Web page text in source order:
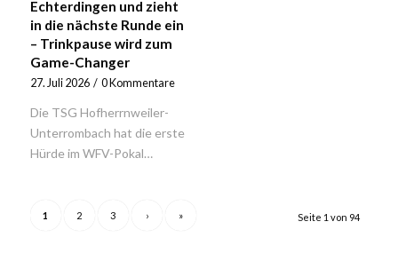
Echterdingen und zieht
in die nächste Runde ein
– Trinkpause wird zum
Game-Changer
27. Juli 2026 / 0 Kommentare
Die TSG Hofherrnweiler-
Unterrombach hat die erste
Hürde im WFV-Pokal…
Seite 1 von 94
1 2 3 › »